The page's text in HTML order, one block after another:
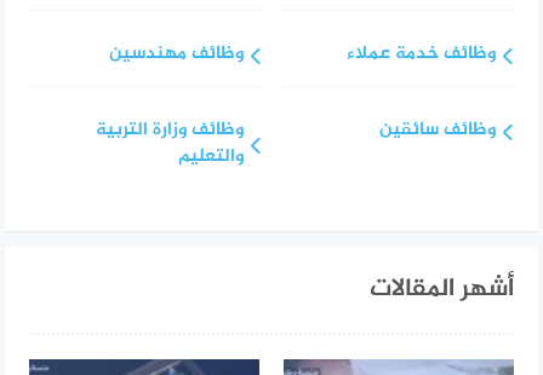
وظائف خدمة عملاء
وظائف سائقين
وظائف مهندسين
وظائف وزارة التربية
والتعليم
أشهر المقالات